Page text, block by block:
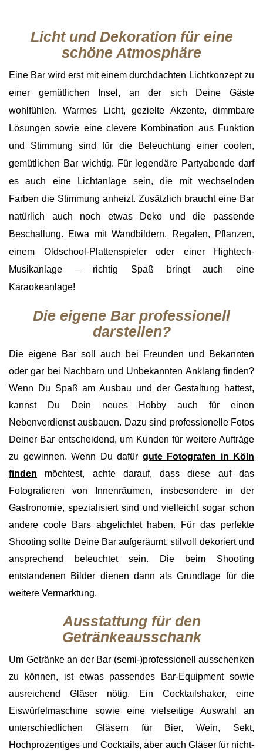
Licht und Dekoration für eine
schöne Atmosphäre
Eine Bar wird erst mit einem durchdachten Lichtkonzept zu
einer gemütlichen Insel, an der sich Deine Gäste
wohlfühlen. Warmes Licht, gezielte Akzente, dimmbare
Lösungen sowie eine clevere Kombination aus Funktion
und Stimmung sind für die Beleuchtung einer coolen,
gemütlichen Bar wichtig. Für legendäre Partyabende darf
es auch eine Lichtanlage sein, die mit wechselnden
Farben die Stimmung anheizt. Zusätzlich braucht eine Bar
natürlich auch noch etwas Deko und die passende
Beschallung. Etwa mit Wandbildern, Regalen, Pflanzen,
einem Oldschool-Plattenspieler oder einer Hightech-
Musikanlage – richtig Spaß bringt auch eine
Karaokeanlage!
Die eigene Bar professionell
darstellen?
Die eigene Bar soll auch bei Freunden und Bekannten
oder gar bei Nachbarn und Unbekannten Anklang finden?
Wenn Du Spaß am Ausbau und der Gestaltung hattest,
kannst Du Dein neues Hobby auch für einen
Nebenverdienst ausbauen. Dazu sind professionelle Fotos
Deiner Bar entscheidend, um Kunden für weitere Aufträge
zu gewinnen. Wenn Du dafür gute Fotografen in Köln
finden möchtest, achte darauf, dass diese auf das
Fotografieren von Innenräumen, insbesondere in der
Gastronomie, spezialisiert sind und vielleicht sogar schon
andere coole Bars abgelichtet haben. Für das perfekte
Shooting sollte Deine Bar aufgeräumt, stilvoll dekoriert und
ansprechend beleuchtet sein. Die beim Shooting
entstandenen Bilder dienen dann als Grundlage für die
weitere Vermarktung.
Ausstattung für den
Getränkeausschank
Um Getränke an der Bar (semi-)professionell ausschenken
zu können, ist etwas passendes Bar-Equipment sowie
ausreichend Gläser nötig. Ein Cocktailshaker, eine
Eiswürfelmaschine sowie eine vielseitige Auswahl an
unterschiedlichen Gläsern für Bier, Wein, Sekt,
Hochprozentiges und Cocktails, aber auch Gläser für nicht-